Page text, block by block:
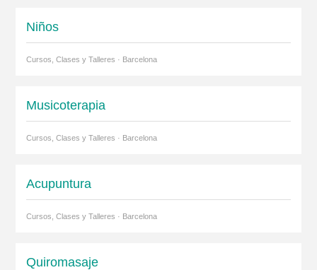
Niños
Cursos, Clases y Talleres · Barcelona
Musicoterapia
Cursos, Clases y Talleres · Barcelona
Acupuntura
Cursos, Clases y Talleres · Barcelona
Quiromasaje